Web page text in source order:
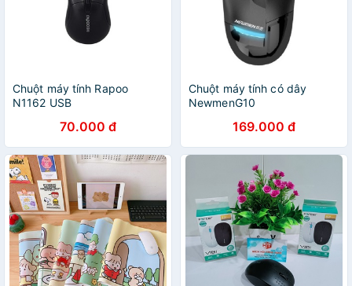
Chuột máy tính Rapoo
N1162 USB
70.000 đ
Chuột máy tính có dây
NewmenG10
169.000 đ